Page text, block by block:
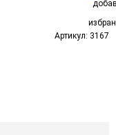
Артикул: 3167